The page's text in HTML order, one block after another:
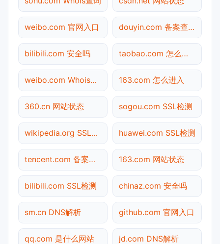
weibo.com 官网入口 douyin.com 备案查询
bilibili.com 安全吗 taobao.com 怎么进入
weibo.com Whois查询 163.com 怎么进入
360.cn 网站状态 sogou.com SSL检测
wikipedia.org SSL检测 huawei.com SSL检测
tencent.com 备案查询 163.com 网站状态
bilibili.com SSL检测 chinaz.com 安全吗
sm.cn DNS解析 github.com 官网入口
qq.com 是什么网站 jd.com DNS解析